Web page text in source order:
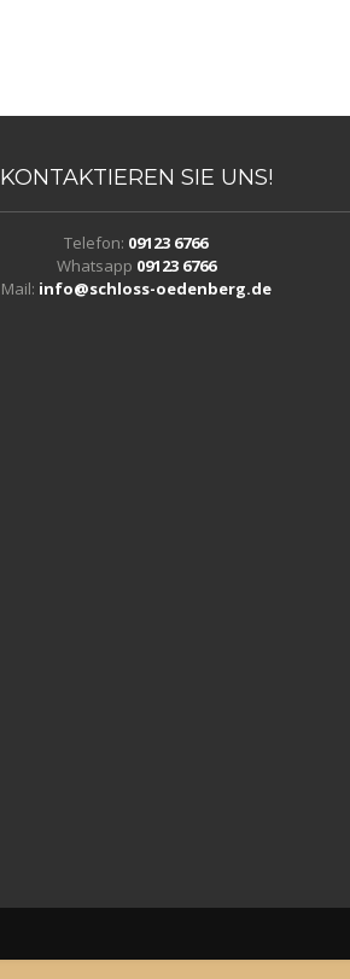
KONTAKTIEREN SIE UNS!
Telefon: 09123 6766
Whatsapp 09123 6766
Mail: info@schloss-oedenberg.de